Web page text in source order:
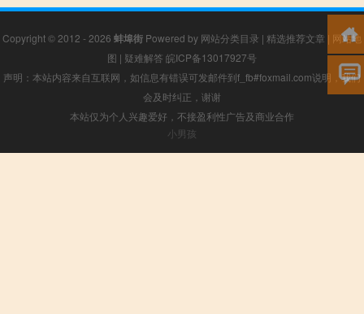
Copyright © 2012 - 2026 蚌埠街 Powered by 网站分类目录 | 精选推荐文章 | 网站地
图 | 疑难解答 皖ICP备13017927号
声明：本站内容来自互联网，如信息有错误可发邮件到f_fb#foxmail.com说明，我们
会及时纠正，谢谢
本站仅为个人兴趣爱好，不接盈利性广告及商业合作
小男孩